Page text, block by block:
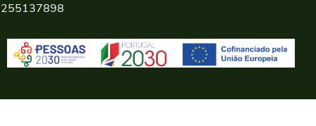
255137898